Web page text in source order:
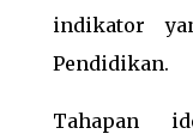
indikator
Pendidikan.
Tahapan